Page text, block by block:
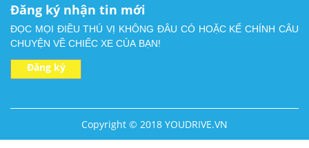
Đăng ký nhận tin mới
ĐỌC MỌI ĐIỀU THÚ VỊ KHÔNG ĐÂU CÓ HOẶC KỂ CHÍNH CÂU
Đăng ký
Copyright © 2018 YOUDRIVE.VN